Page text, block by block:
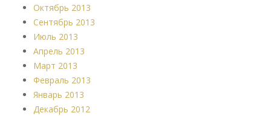
Октябрь 2013
Сентябрь 2013
Июль 2013
Апрель 2013
Март 2013
Февраль 2013
Январь 2013
Декабрь 2012